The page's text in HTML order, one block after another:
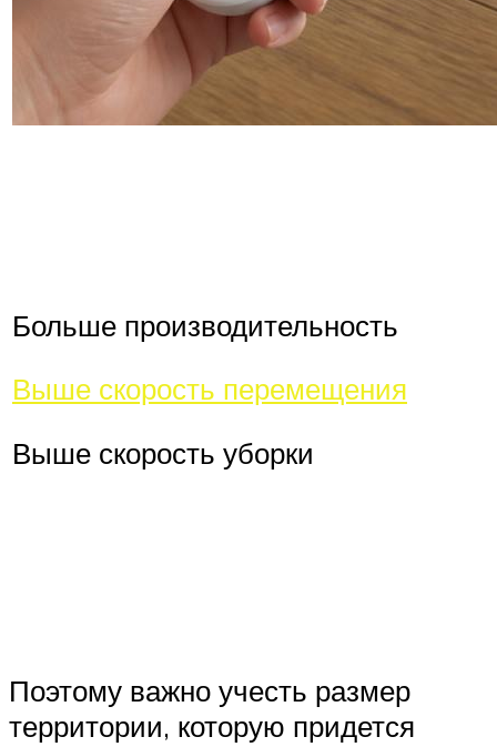
Больше производительность
Выше скорость перемещения
Выше скорость уборки
Поэтому важно учесть размер
территории, которую придется